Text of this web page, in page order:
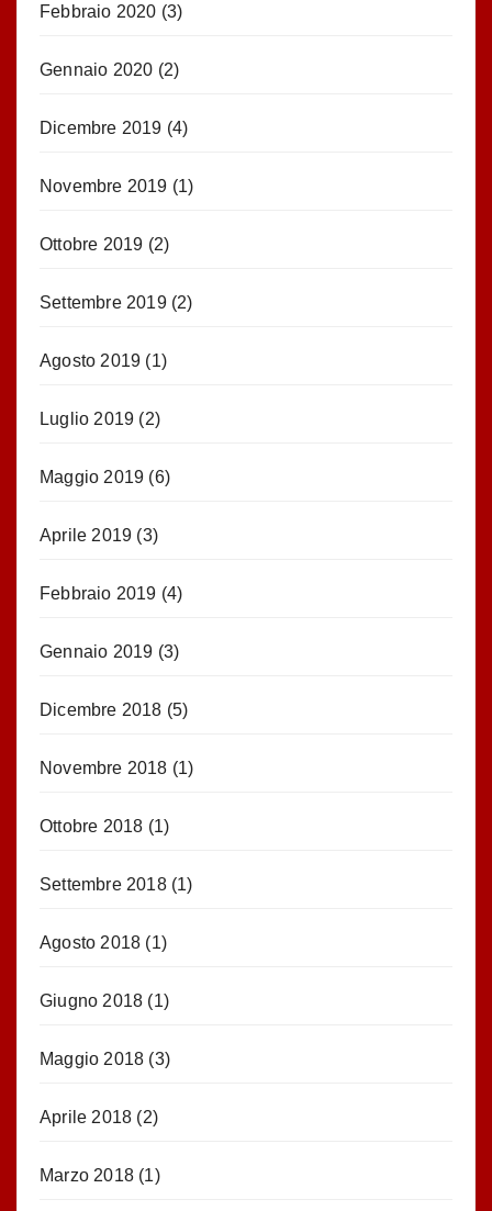
Febbraio 2020 (3)
Gennaio 2020 (2)
Dicembre 2019 (4)
Novembre 2019 (1)
Ottobre 2019 (2)
Settembre 2019(2)
Agosto 2019 (1)
Luglio 2019 (2)
Maggio 2019 (6)
Aprile 2019 (3)
Febbraio 2019 (4)
Gennaio 2019 (3)
Dicembre 2018 (5)
Novembre 2018 (1)
Ottobre 2018 (1)
Settembre 2018(1)
Agosto 2018 (1)
Giugno 2018 (1)
Maggio 2018 (3)
Aprile 2018 (2)
Marzo 2018 (1)